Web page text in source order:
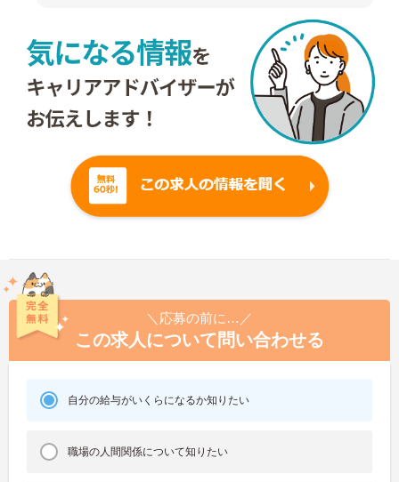
＼応募の前に…／
この求人について問い合わせる
自分の給与がいくらになるか知りたい
職場の人間関係について知りたい